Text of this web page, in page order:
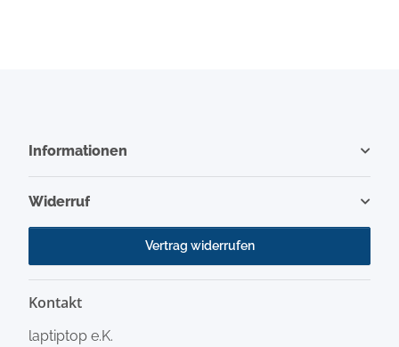
Informationen
Widerruf
Vertrag widerrufen
Kontakt
laptiptop e.K.